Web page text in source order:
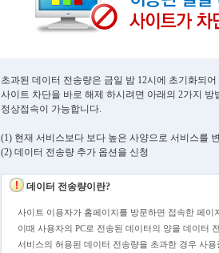
초과된 데이터 전송량은 금일 밤 12시에 초기화되
사이트 차단을 바로 해제 하시려면 아래의 2가지 방
정상접속이 가능합니다.
(1) 현재 서비스보다 보다 높은 사양으로 서비스를
(2) 데이터 전송량 추가 옵션을 신청
데이터 전송량이란?
사이트 이용자가 홈페이지를 방문하면 접속한 페이
이때 사용자의 PC로 전송된 데이터의 양을 데이터
서비스의 허용된 데이터 전송량을 초과한 경우 사